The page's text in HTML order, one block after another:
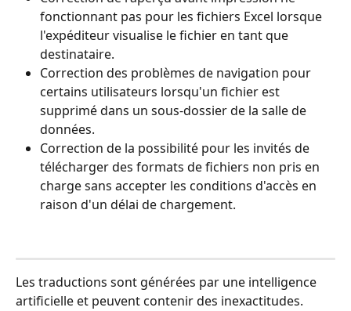
fonctionnant pas pour les fichiers Excel lorsque
l'expéditeur visualise le fichier en tant que
destinataire.
Correction des problèmes de navigation pour
certains utilisateurs lorsqu'un fichier est
supprimé dans un sous-dossier de la salle de
données.
Correction de la possibilité pour les invités de
télécharger des formats de fichiers non pris en
charge sans accepter les conditions d'accès en
raison d'un délai de chargement.
Les traductions sont générées par une intelligence
artificielle et peuvent contenir des inexactitudes.